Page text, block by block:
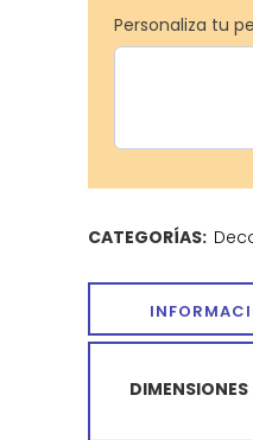
Personaliza tu
CATEGORÍAS:
DIMENSIONES